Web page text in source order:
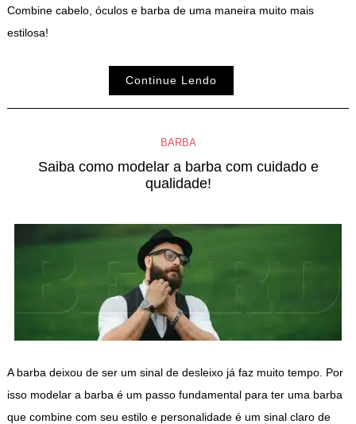
Combine cabelo, óculos e barba de uma maneira muito mais
estilosa!
Continue Lendo
BARBA
Saiba como modelar a barba com cuidado e
qualidade!
A barba deixou de ser um sinal de desleixo já faz muito tempo. Por
isso modelar a barba é um passo fundamental para ter uma barba
que combine com seu estilo e personalidade é um sinal claro de